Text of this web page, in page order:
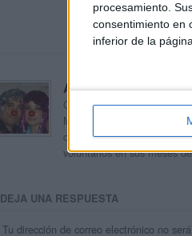
procesamiento.
consentimiento en
inferior de la
Acerca de
Orientación Andújar no es
Maribel, que además de
dentro del blog y en el
voluntarios en sus meses
DEJA UNA RESPUESTA
Tu dirección de correo electrónico no